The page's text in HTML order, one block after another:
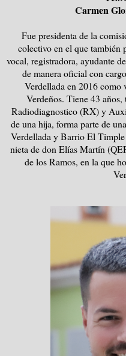
Carmen
Fue presidenta de la
colectivo en el que
vocal, registradora, ayudante
de manera oficial con
Verdellada en 2016
Verdeños. Tiene 43
Radiodiagnostico (RX) y
de una hija, forma parte de
Verdellada y Barrio El Timple
nieta de don Elías Martín
de los Ramos, en la que